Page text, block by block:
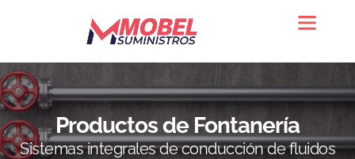
Productos de Fontanería
Sistemas integrales de conducción de fluidos